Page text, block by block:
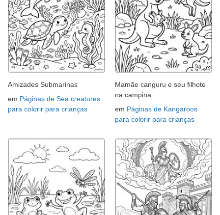
Amizades Submarinas
em Páginas de Sea creatures
para colorir para crianças
Mamãe canguru e seu filhote
na campina
em Páginas de Kangaroos
para colorir para crianças